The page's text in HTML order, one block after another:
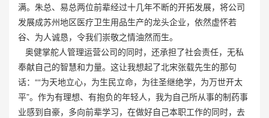
满。朱总、易总两位前辈经过十几年不断的开拓发展，将公司
发展成苏州地区医疗卫生用品生产的龙头企业，依然虚怀若
谷、为人诚恳，令我们崇敬之情油然而生。
奥健掌舵人管理运营公司的同时，还承担了社会责任，无私
奉献自己的智慧和力量。这让我想起了北宋张载先生的那句
话：““为天地立心，为生民立命，为往圣继绝学，为万世开太
平”。作为有理想、有抱负的年轻人，我为自己所从事的制药事
业感到自豪，多向前辈学习，在做好自己本职工作的同时，去